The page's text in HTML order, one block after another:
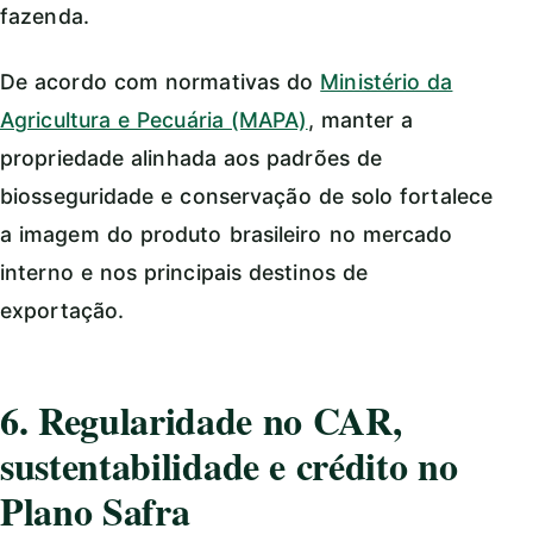
fazenda.
De acordo com normativas do Ministério da
Agricultura e Pecuária (MAPA), manter a
propriedade alinhada aos padrões de
biosseguridade e conservação de solo fortalece
a imagem do produto brasileiro no mercado
interno e nos principais destinos de
exportação.
6. Regularidade no CAR,
sustentabilidade e crédito no
Plano Safra